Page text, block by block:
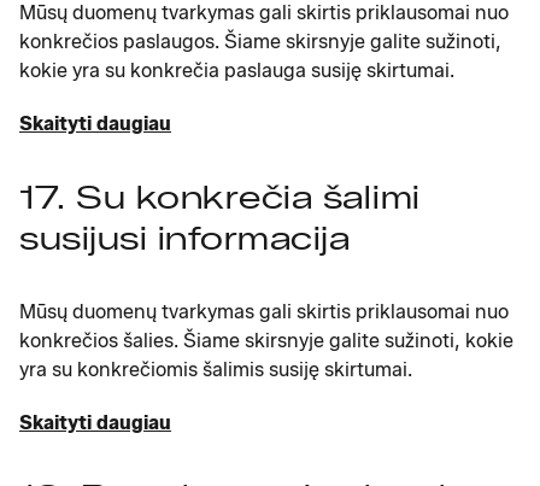
Mūsų duomenų tvarkymas gali skirtis priklausomai nuo
konkrečios paslaugos. Šiame skirsnyje galite sužinoti,
kokie yra su konkrečia paslauga susiję skirtumai.
Skaityti daugiau
17. Su konkrečia šalimi
susijusi informacija
Mūsų duomenų tvarkymas gali skirtis priklausomai nuo
konkrečios šalies. Šiame skirsnyje galite sužinoti, kokie
yra su konkrečiomis šalimis susiję skirtumai.
Skaityti daugiau